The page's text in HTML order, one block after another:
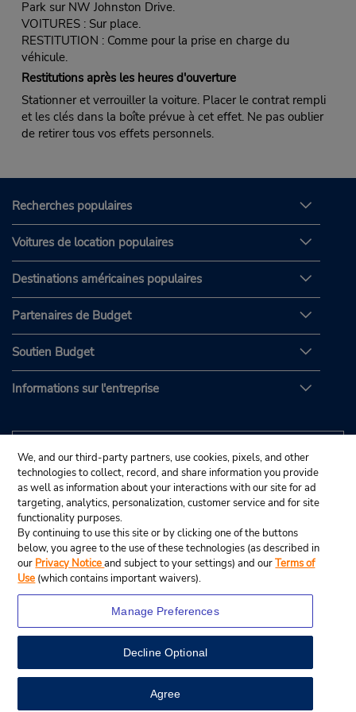
View Map
Park sur NW Johnston Drive.
VOITURES : Sur place.
RESTITUTION : Comme pour la prise en charge du
véhicule.
Restitutions après les heures d'ouverture
Stationner et verrouiller la voiture. Placer le contrat rempli
et les clés dans la boîte prévue à cet effet. Ne pas oublier
de retirer tous vos effets personnels.
Recherches populaires
Voitures de location populaires
Destinations américaines populaires
Partenaires de Budget
Soutien Budget
Informations sur l'entreprise
© Budget Rent A Car System, Inc., 2025.
We, and our third-party partners, use cookies, pixels, and other
technologies to collect, record, and share information you provide
as well as information about your interactions with our site for ad
targeting, analytics, personalization, customer service and for site
functionality purposes.
By continuing to use this site or by clicking one of the buttons
below, you agree to the use of these technologies (as described in
our Privacy Noticeand subject to your settings) and ourTerms of
Use (which contains important waivers).
Manage Preferences
Decline Optional
Agree